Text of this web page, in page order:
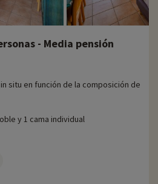
- Media pensión
situ en función de la composición de
y 1 cama individual